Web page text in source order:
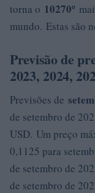
torna o 10270º
mundo. Estas são
Previsão de
2023, 2024,
Previsões de
de setembro de
USD. Um preço
0,1125 para
de setembro de
de setembro de